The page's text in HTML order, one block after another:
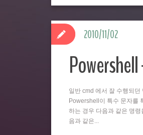
일반 cmd 에서 잘 수행되
Powershell이 특수 문자를
하는 경우 다음과 같은 명
음과 같은...
2010/11/02